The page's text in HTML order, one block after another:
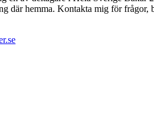
där hemma. Kontakta mig för